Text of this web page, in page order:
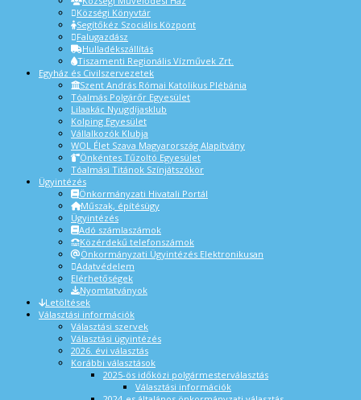
Községi Könyvtár
Segítőkéz Szociális Központ
Falugazdász
Hulladékszállítás
Tiszamenti Regionális Vízművek Zrt.
Egyház és Civilszervezetek
Szent András Római Katolikus Plébánia
Tóalmás Polgárőr Egyesület
Lilaakác Nyugdíjasklub
Kolping Egyesület
Vállalkozók Klubja
WOL Élet Szava Magyarország Alapítvány
Önkéntes Tűzoltó Egyesület
Tóalmási Titánok Színjátszókör
Ügyintézés
Önkormányzati Hivatali Portál
Műszak, építésügy
Ügyintézés
Adó számlaszámok
Közérdekű telefonszámok
Önkormányzati Ügyintézés Elektronikusan
Adatvédelem
Elérhetőségek
Nyomtatványok
Letöltések
Választási információk
Választási szervek
Választási ügyintézés
2026. évi választás
Korábbi választások
2025-ös időközi polgármesterválasztás
Választási információk